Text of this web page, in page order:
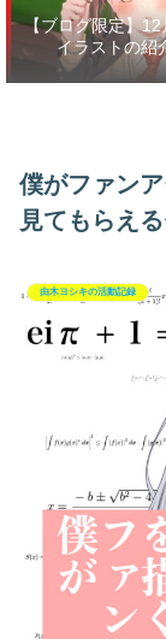
【ブログ限定】12
イラストの紹
僕がファン
見てもらえ
由木ヨシキの活動記録